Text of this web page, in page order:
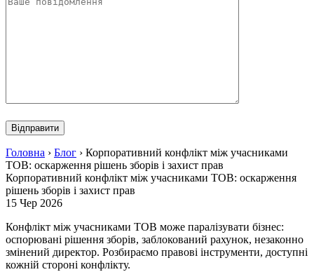
leave
this
field
empty.
Головна › Блог › Корпоративний конфлікт між учасниками
ТОВ: оскарження рішень зборів і захист прав
Корпоративний конфлікт між учасниками ТОВ: оскарження
рішень зборів і захист прав
15 Чер 2026
Конфлікт між учасниками ТОВ може паралізувати бізнес:
оспорювані рішення зборів, заблокований рахунок, незаконно
змінений директор. Розбираємо правові інструменти, доступні
кожній стороні конфлікту.